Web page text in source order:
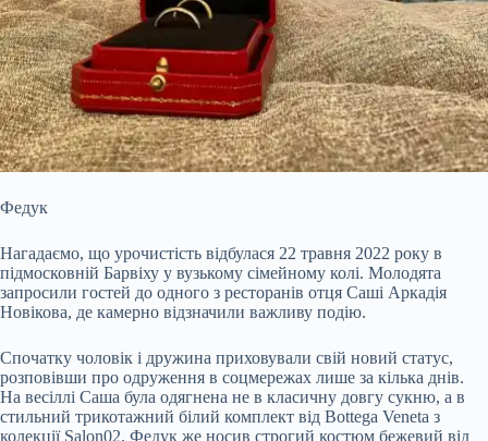
Федук
Нагадаємо, що урочистість відбулася 22 травня 2022 року в
підмосковній Барвіху у вузькому сімейному колі. Молодята
запросили гостей до одного з ресторанів отця Саші Аркадія
Новікова, де камерно відзначили важливу подію.
Спочатку чоловік і дружина приховували свій новий статус,
розповівши про одруження в соцмережах лише за кілька днів.
На весіллі Саша була одягнена не в класичну довгу сукню, а в
стильний трикотажний білий комплект від Bottega Veneta з
колекції Salon02. Федук же носив строгий костюм бежевий від